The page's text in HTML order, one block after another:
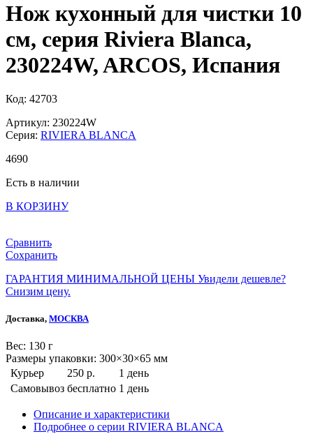
Нож кухонный для чистки 10
см, серия Riviera Blanca,
230224W, ARCOS, Испания
Код: 42703
Артикул: 230224W
Серия: RIVIERA BLANCA
4690
Есть в наличии
В КОРЗИНУ
Сравнить
Сохранить
ГАРАНТИЯ МИНИМАЛЬНОЙ ЦЕНЫ Увидели дешевле?
Снизим цену.
Доставка, МОСКВА
Веc: 130 г
Размеры упаковки: 300×30×65 мм
Курьер
250 р.
1 день
Самовывоз бесплатно 1 день
Описание и характеристики
Подробнее о серии RIVIERA BLANCA